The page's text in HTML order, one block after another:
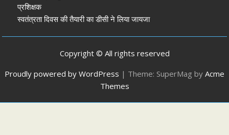
प्रशिक्षक
स्वतंत्रता दिवस की तैयारी का डीसी ने लिया जायजा
Copyright © All rights reserved
Proudly powered by WordPress | Theme: SuperMag by Acme
Themes